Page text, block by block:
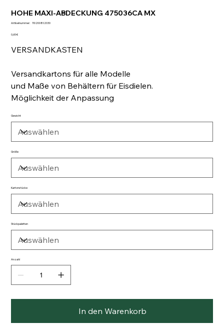
HOHE MAXI-ABDECKUNG 475036CA MX
Artikelnummer:
Artikelnummer:
110200802030
Preis
0,65 €
VERSANDKASTEN
Versandkartons für alle Modelle
und Maße von Behältern für Eisdielen.
Möglichkeit der Anpassung
Gewicht
Größe
Kartonstücke
Stückpaletten
Anzahl
In den Warenkorb